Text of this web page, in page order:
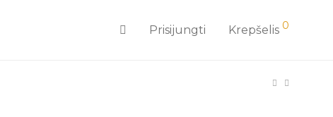
Prisijungti Krepšelis 0